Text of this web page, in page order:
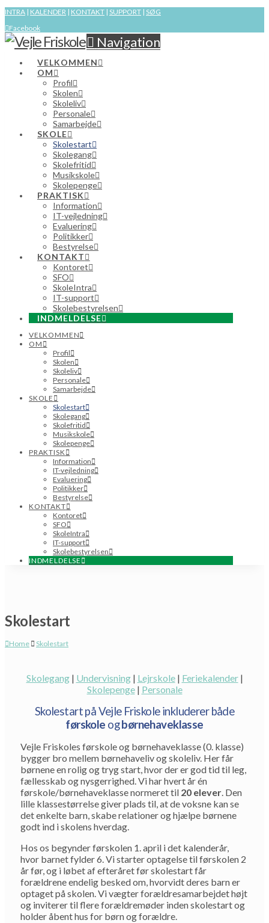
INTRA | KALENDER | KONTAKT | SUPPORT | SØG
Facebook
Navigation
VELKOMMEN
OM
Profil
Skolen
Skoleliv
Personale
Samarbejde
SKOLE
Skolestart
Skolegang
Skolefritid
Musikskole
Skolepenge
PRAKTISK
Information
IT-vejledning
Evaluering
Politikker
Bestyrelse
KONTAKT
Kontoret
SFO
SkoleIntra
IT-support
Skolebestyrelsen
INDMELDELSE
VELKOMMEN
OM
Profil
Skolen
Skoleliv
Personale
Samarbejde
SKOLE
Skolestart
Skolegang
Skolefritid
Musikskole
Skolepenge
PRAKTISK
Information
IT-vejledning
Evaluering
Politikker
Bestyrelse
KONTAKT
Kontoret
SFO
SkoleIntra
IT-support
Skolebestyrelsen
INDMELDELSE
Skolestart
Home Skolestart
Skolegang| Undervisning| Lejrskole| Feriekalender|
Skolepenge| Personale
Skolestart på Vejle Friskole inkluderer både
førskole ogbørnehaveklasse
Vejle Friskoles førskole og børnehaveklasse (0. klasse)
bygger bro mellem børnehaveliv og skoleliv. Her får
børnene en rolig og tryg start, hvor der er god tid til leg,
fællesskab og nysgerrighed. Vi har hvert år én
førskole/børnehaveklasse normeret til 20 elever. Den
lille klassestørrelse giver plads til, at de voksne kan se
det enkelte barn, skabe relationer og hjælpe børnene
godt ind i skolens hverdag.
Hos os begynder førskolen 1. april i det kalenderår,
hvor barnet fylder 6. Vi starter optagelse til førskolen 2
år før, og i løbet af efteråret før skolestart får
forældrene endelig besked om, hvorvidt deres barn er
optaget på skolen. Vi vægter forældresamarbejdet højt
og inviterer til flere forældremøder inden skolestart og
holder åbent hus for børn og forældre.